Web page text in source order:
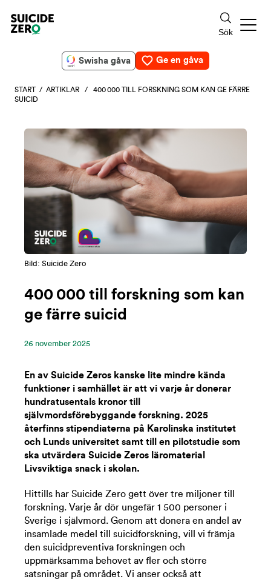
Swisha gåva Ge en gåva
START / ARTIKLAR / 400 000 TILL FORSKNING SOM KAN GE FÄRRE
SUICID
Bild: Suicide Zero
400 000 till forskning som kan
ge färre suicid
26 ‪november‬ 2025
En av Suicide Zeros kanske lite mindre kända
funktioner i samhället är att vi varje år donerar
hundratusentals kronor till
självmordsförebyggande forskning. 2025
återfinns stipendiaterna på Karolinska institutet
och Lunds universitet samt till en pilotstudie som
ska utvärdera Suicide Zeros läromaterial
Livsviktiga snack i skolan.
Hittills har Suicide Zero gett över tre miljoner till
forskning. Varje år dör ungefär 1 500 personer i
Sverige i självmord. Genom att donera en andel av
insamlade medel till suicidforskning, vill vi främja
den suicidpreventiva forskningen och
uppmärksamma behovet av fler och större
satsningar på området. Vi anser också att